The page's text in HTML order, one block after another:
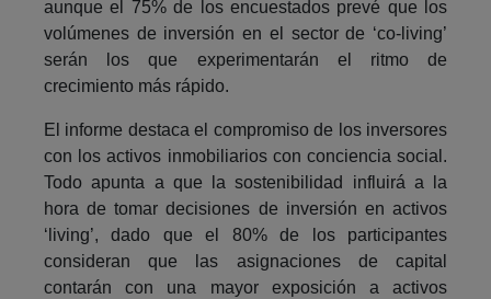
aunque el 75% de los encuestados prevé que los
volúmenes de inversión en el sector de ‘co-living’
serán los que experimentarán el ritmo de
crecimiento más rápido.
El informe destaca el compromiso de los inversores
con los activos inmobiliarios con conciencia social.
Todo apunta a que la sostenibilidad influirá a la
hora de tomar decisiones de inversión en activos
‘living’, dado que el 80% de los participantes
consideran que las asignaciones de capital
contarán con una mayor exposición a activos